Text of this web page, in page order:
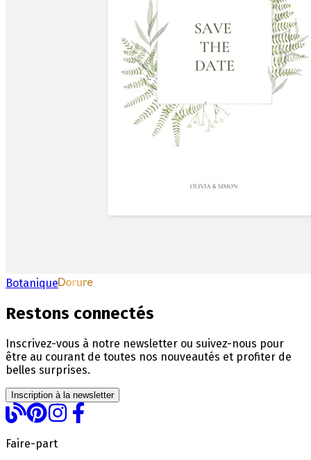
Botanique
Restons connectés
Inscrivez-vous à notre newsletter ou suivez-nous pour
être au courant de toutes nos nouveautés et profiter de
belles surprises.
Inscription à la newsletter
Faire-part